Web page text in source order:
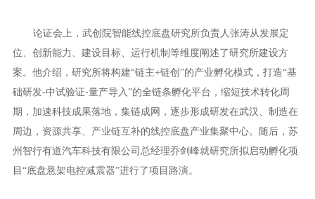
论证会上，武创院智能线控底盘研究所负责人张涛从发展定
位、创新能力、建设目标、运行机制等维度阐述了研究所建设方
案。他介绍，研究所将构建“链主+链创”的产业孵化模式，打造“基
础研发-中试验证-量产导入”的全链条孵化平台，缩短技术转化周
期，加速科技成果落地，集链成网，逐步形成研发在武汉、制造在
周边，资源共享、产业链互补的线控底盘产业集聚中心。随后，苏
州智行有道汽车科技有限公司总经理乔剑峰就研究所拟启动孵化项
目“底盘悬架电控减震器”进行了项目路演。